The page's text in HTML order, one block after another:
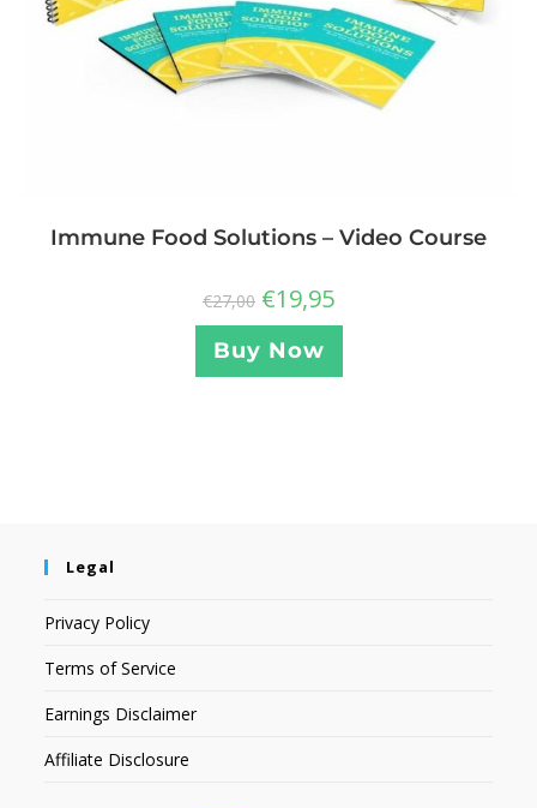
Immune Food Solutions – Video Course
€27,00 €19,95
Buy Now
Legal
Privacy Policy
Terms of Service
Earnings Disclaimer
Affiliate Disclosure